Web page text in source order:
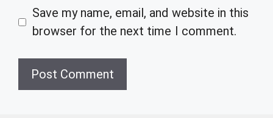
Save my name, email, and website in this
browser for the next time I comment.